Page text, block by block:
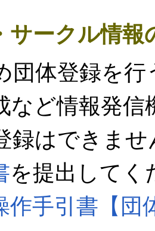
サークル情報
団体登録を
など情報発
録はできま
を提出してく
作手引書【団